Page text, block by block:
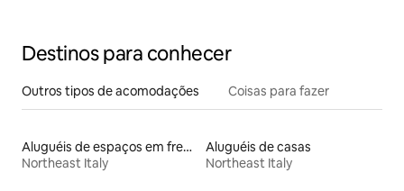
Destinos para conhecer
Outros tipos de acomodações Coisas para fazer
Aluguéis de espaços em frente à praia
Northeast Italy
Aluguéis de casas
Northeast Italy